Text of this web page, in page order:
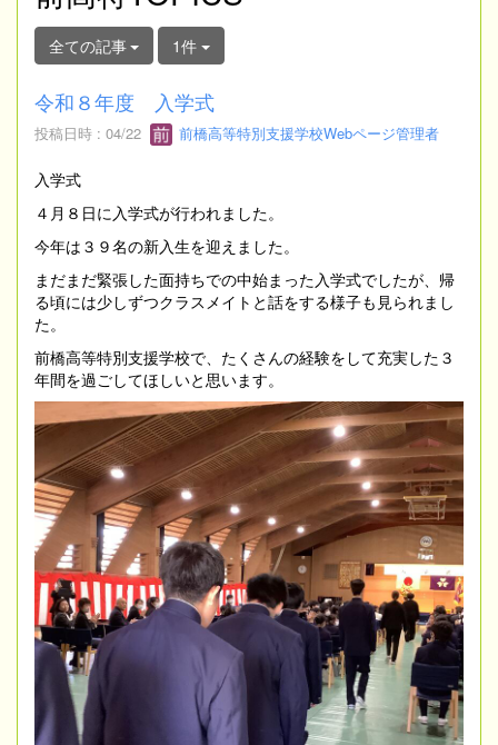
全ての記事 1件
令和８年度 入学式
投稿日時 : 04/22 前橋高等特別支援学校Webページ管理者
入学式
４月８日に入学式が行われました。
今年は３９名の新入生を迎えました。
まだまだ緊張した面持ちでの中始まった入学式でしたが、帰
る頃には少しずつクラスメイトと話をする様子も見られまし
た。
前橋高等特別支援学校で、たくさんの経験をして充実した３
年間を過ごしてほしいと思います。